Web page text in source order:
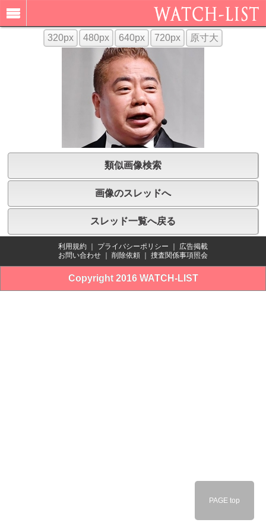
320px 480px 640px 720px 原寸大
類似画像検索
画像のスレッドへ
スレッド一覧へ戻る
利用規約 プライバシーポリシー
広告掲載
お問い合わせ
削除依頼 捜査関係事項照会
Copyright 2016 WATCH-LIST
PAGE top